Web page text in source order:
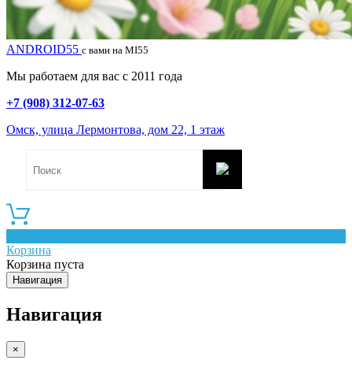
ANDROID55 с вами на MI55
Мы работаем для вас с 2011 года
+7 (908) 312-07-63
Омск, улица Лермонтова, дом 22, 1 этаж
Корзина
Корзина пуста
Навигация
Навигация
×